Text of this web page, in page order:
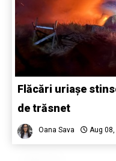
Flăcări uriașe
de trăsnet
Oana Sava Aug